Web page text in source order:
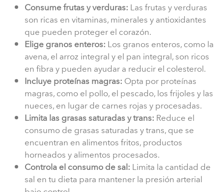
Consume frutas y verduras: Las frutas y verduras
son ricas en vitaminas, minerales y antioxidantes
que pueden proteger el corazón.
Elige granos enteros: Los granos enteros, como la
avena, el arroz integral y el pan integral, son ricos
en fibra y pueden ayudar a reducir el colesterol.
Incluye proteínas magras: Opta por proteínas
magras, como el pollo, el pescado, los frijoles y las
nueces, en lugar de carnes rojas y procesadas.
Limita las grasas saturadas y trans: Reduce el
consumo de grasas saturadas y trans, que se
encuentran en alimentos fritos, productos
horneados y alimentos procesados.
Controla el consumo de sal: Limita la cantidad de
sal en tu dieta para mantener la presión arterial